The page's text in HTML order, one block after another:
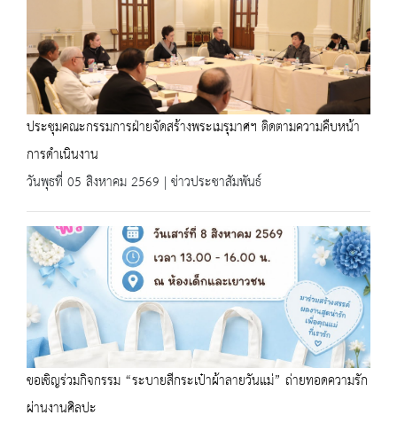
ประชุมคณะกรรมการฝ่ายจัดสร้างพระเมรุมาศฯ ติดตามความคืบหน้า
การดำเนินงาน
วันพุธที่ 05 สิงหาคม 2569 | ข่าวประชาสัมพันธ์
ขอเชิญร่วมกิจกรรม “ระบายสีกระเป๋าผ้าลายวันแม่” ถ่ายทอดความรัก
ผ่านงานศิลปะ